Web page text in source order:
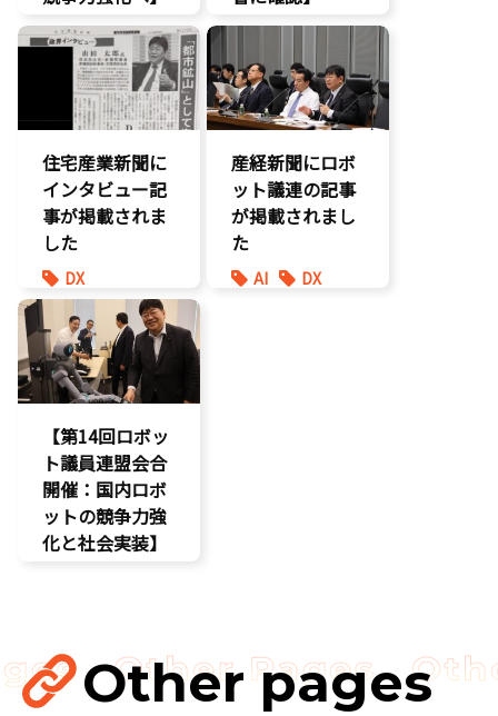
AI
経済政策
製造業
議員連盟
DX
報道記事
住宅産業新聞に
インタビュー記
事が掲載されま
した
DX
報道記事
環境部会
防災
産経新聞にロボ
ット議連の記事
が掲載されまし
た
AI
DX
【第14回ロボッ
ト議員連盟会合
開催：国内ロボ
ットの競争力強
化と社会実装】
Other pages